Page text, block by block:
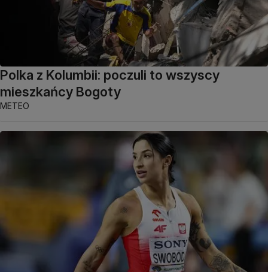
Polka z Kolumbii: poczuli to wszyscy
mieszkańcy Bogoty
METEO